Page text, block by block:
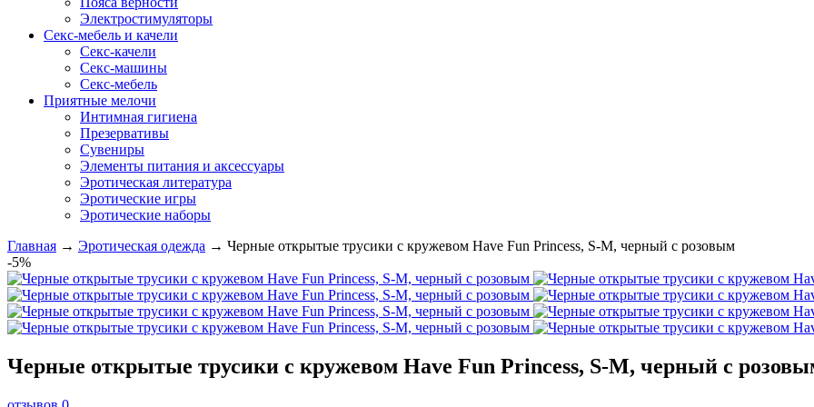
Электростимуляторы
Секс-мебель и качели
Секс-качели
Секс-машины
Секс-мебель
Приятные мелочи
Интимная гигиена
Презервативы
Сувениры
Элементы питания и аксессуары
Эротическая литература
Эротические игры
Эротические наборы
Главная → Эротическая одежда → Черные открытые трусики с кружевом Have Fun Princess, S-M, черный с розовым
-5%
Черные открытые трусики с кружевом Have Fun Princess, S-M, черный с